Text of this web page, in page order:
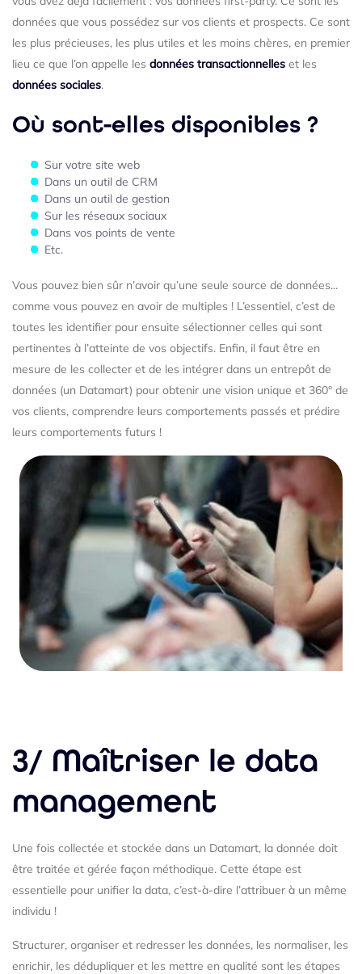
données que vous possédez sur vos clients et prospects. Ce sont
les plus précieuses, les plus utiles et les moins chères, en premier
lieu ce que l’on appelle les données transactionnelles et les
données sociales.
Où sont-elles disponibles ?
Sur votre site web
Dans un outil de CRM
Dans un outil de gestion
Sur les réseaux sociaux
Dans vos points de vente
Etc.
Vous pouvez bien sûr n’avoir qu’une seule source de données...
comme vous pouvez en avoir de multiples ! L’essentiel, c’est de
toutes les identifier pour ensuite sélectionner celles qui sont
pertinentes à l’atteinte de vos objectifs. Enfin, il faut être en
mesure de les collecter et de les intégrer dans un entrepôt de
données (un Datamart) pour obtenir une vision unique et 360° de
vos clients, comprendre leurs comportements passés et prédire
leurs comportements futurs !
3/ Maîtriser le data
management
Une fois collectée et stockée dans un Datamart, la donnée doit
être traitée et gérée façon méthodique. Cette étape est
essentielle pour unifier la data, c’est-à-dire l’attribuer à un même
individu !
Structurer, organiser et redresser les données, les normaliser, les
enrichir, les dédupliquer et les mettre en qualité sont les étapes